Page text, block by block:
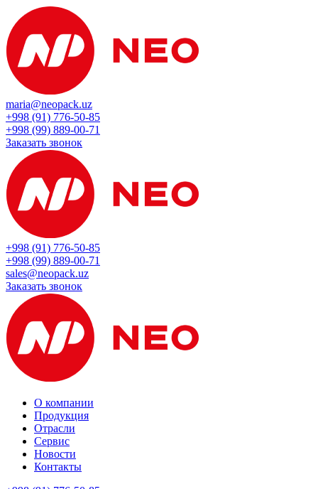
maria@neopack.uz
+998 (91) 776-50-85
+998 (99) 889-00-71
Заказать звонок
+998 (91) 776-50-85
+998 (99) 889-00-71
sales@neopack.uz
Заказать звонок
О компании
Продукция
Отрасли
Сервис
Новости
Контакты